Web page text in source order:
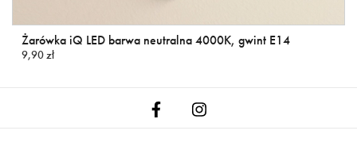
Żarówka iQ LED barwa neutralna 4000K, gwint E14
9,90 zł